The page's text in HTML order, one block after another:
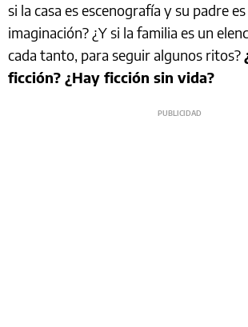
si la casa es escenografía y su padre
imaginación? ¿Y si la familia es un
cada tanto, para seguir algunos ritos?
ficción? ¿Hay ficción sin vida?